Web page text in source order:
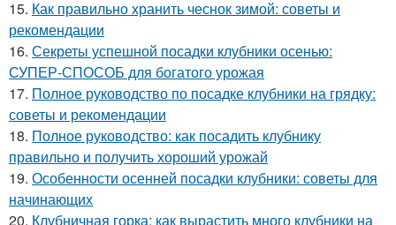
15. Как правильно хранить чеснок зимой: советы и
рекомендации
16. Секреты успешной посадки клубники осенью:
СУПЕР-СПОСОБ для богатого урожая
17. Полное руководство по посадке клубники на грядку:
советы и рекомендации
18. Полное руководство: как посадить клубнику
правильно и получить хороший урожай
19. Особенности осенней посадки клубники: советы для
начинающих
20. Клубничная горка: как вырастить много клубники на